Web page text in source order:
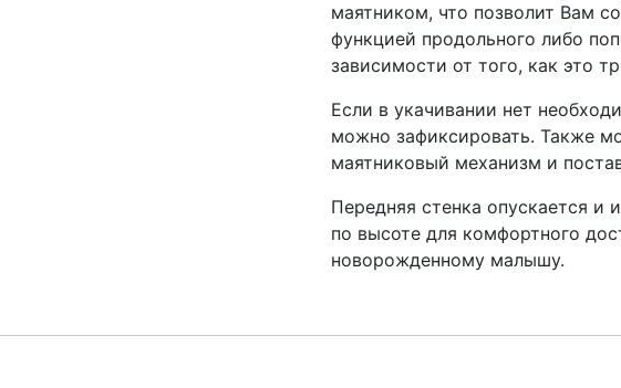
маятником, что позволит Вам
функцией продольного либо
зависимости от того, как это
Если в укачивании нет
можно зафиксировать. Также
маятниковый механизм и
Передняя стенка опускается и
по высоте для комфортного
новорожденному малышу.